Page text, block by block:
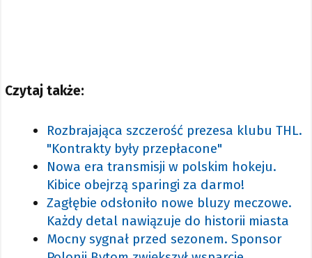
Czytaj także:
Rozbrajająca szczerość prezesa klubu THL.
"Kontrakty były przepłacone"
Nowa era transmisji w polskim hokeju.
Kibice obejrzą sparingi za darmo!
Zagłębie odsłoniło nowe bluzy meczowe.
Każdy detal nawiązuje do historii miasta
Mocny sygnał przed sezonem. Sponsor